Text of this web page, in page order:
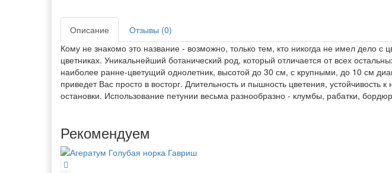
Описание
Отзывы (0)
Кому не знакомо это название - возможно, только тем, кто никогда не имел дело
цветниках. Уникальнейший ботанический род, который отличается от всех
наиболее ранне-цветущий однолетник, высотой до 30 см, с крупными, до 10 см
приведет Вас просто в восторг. Длительность и пышность цветения, устойчивость
остановки. Использование петунии весьма разнообразно - клумбы, рабатки,
Рекомендуем